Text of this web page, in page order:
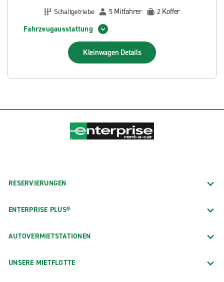
Schaltgetriebe
5 Mitfahrer 2 Koffer
Fahrzeugausstattung
Kleinwagen Details
RESERVIERUNGEN
ENTERPRISE PLUS®
AUTOVERMIETSTATIONEN
UNSERE MIETFLOTTE